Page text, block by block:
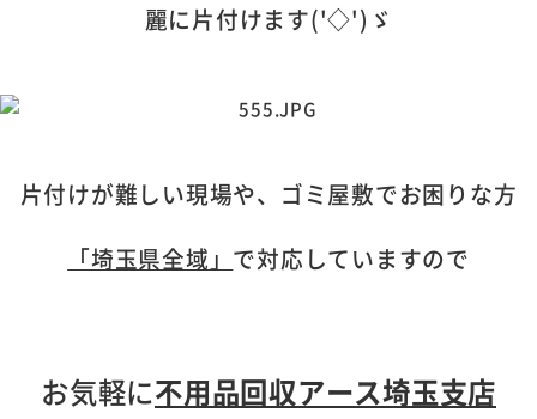
麗に片付けます('◇')ゞ
片付けが難しい現場や、ゴミ屋敷でお困りな方
「埼玉県全域」 で対応していますので
お気軽に不用品回収アース埼玉支店